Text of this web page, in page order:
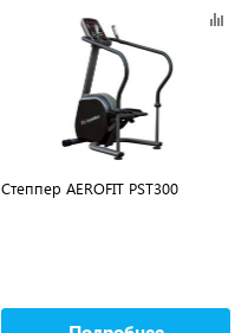
Степпер AEROFIT PST300